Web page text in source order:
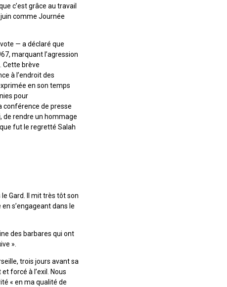
c’est grâce au travail
comme Journée
— a déclaré que
marquant l’agression
Cette brève
à l’endroit des
en son temps
pour
conférence de presse
de rendre un hommage
fut le regretté Salah
Gard. Il mit très tôt son
s’engageant dans le
des barbares qui ont
».
trois jours avant sa
forcé à l’exil. Nous
« en ma qualité de